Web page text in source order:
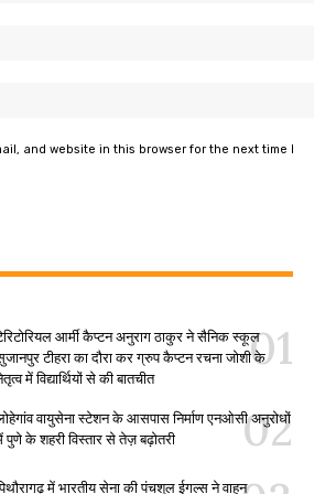
and website in this browser for the next time I
आर्मी कैप्टन अनुराग ठाकुर ने सैनिक स्कूल
टीहरा का दौरा कर ग्रुप कैप्टन रचना जोशी के
में विद्यार्थियों से की बातचीत
वायुसेना स्टेशन के आसपास निर्माण एनओसी अनुरोधों
पुणे के शहरी विस्तार से तेज़ बढ़ोतरी
में भारतीय सेना की पंचशूल ईगल्स ने वाहन